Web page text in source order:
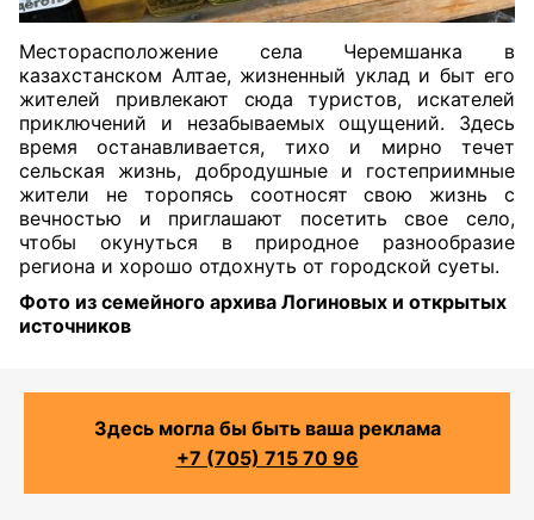
Месторасположение села Черемшанка
в
казахстанском Алтае, жизненный уклад и быт его
жителей
привлекают сюда туристов, искателей
приключений
и незабываемых ощущений. Здесь
время
останавливается, тихо и мирно
течет
сельская
жизнь, добродушные и
гостеприимные
жители
не торопясь соотносят свою жизнь
с
вечностью
и приглашают посетить свое село,
чтобы
окунуться в природное
разнообразие
региона и хорошо отдохнуть от городской суеты.
Фото из семейного архива Логиновых и открытых
источников
Здесь могла бы быть ваша реклама
+7 (705) 715 70 96